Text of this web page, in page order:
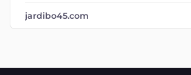
jardibo45.com